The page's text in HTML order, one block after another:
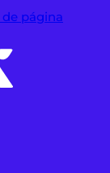
página